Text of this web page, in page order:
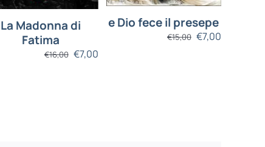
La Madonna di
Fatima
€16,00 €7,00
e Dio fece il presepe
€15,00 €7,00